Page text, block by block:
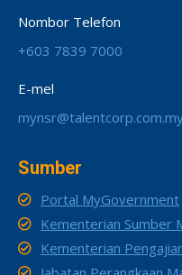
Nombor Telefon
+603 7839 7000
E-mel
Sumber
Portal MyGovernment
Kementerian Sumber
Kementerian